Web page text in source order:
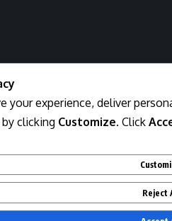
your experience, deliver
clicking Customize. Click
Reject